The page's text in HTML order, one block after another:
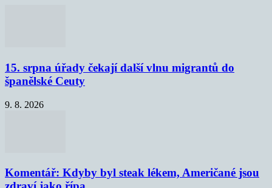
15. srpna úřady čekají další vlnu migrantů do
španělské Ceuty
9. 8. 2026
Komentář: Kdyby byl steak lékem, Američané jsou